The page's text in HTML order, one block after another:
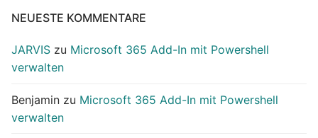
NEUESTE KOMMENTARE
JARVIS zu Microsoft 365 Add-In mit Powershell
verwalten
Benjamin zu Microsoft 365 Add-In mit Powershell
verwalten